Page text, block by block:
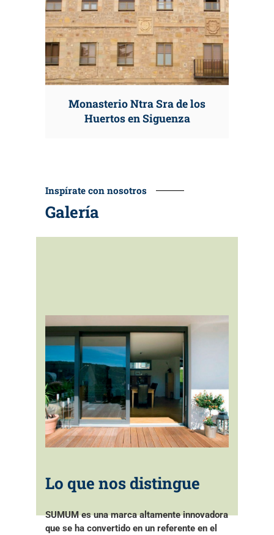
Monasterio Ntra Sra de los
Huertos en Siguenza
Inspírate con nosotros
Galería
Lo que nos distingue
SUMUM es una marca altamente innovadora
que se ha convertido en un referente en el